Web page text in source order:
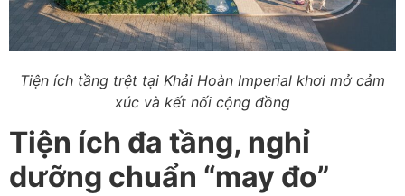
Tiện ích tầng trệt tại Khải Hoàn Imperial khơi mở cảm
xúc và kết nối cộng đồng
Tiện ích đa tầng, nghỉ
dưỡng chuẩn “may đo”